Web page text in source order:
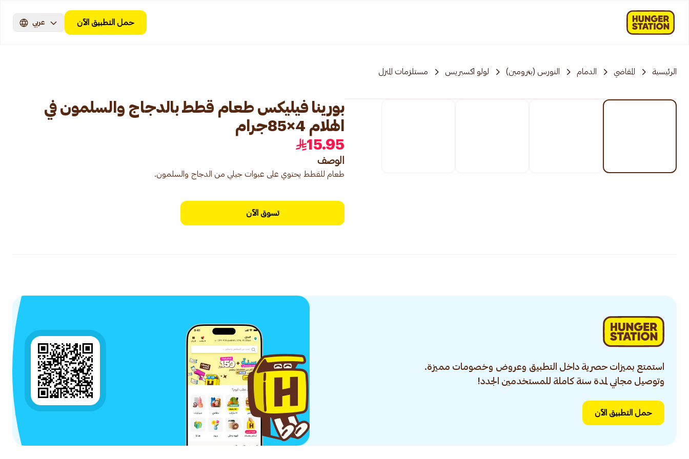
حمل التطبيق الآن عربي
الرئيسية المقاضي الدمام النورس (بترومين) لولو اكسبريس مستلزمات المنزل
بورينا فيليكس طعام قطط بالدجاج والسلمون في
الهلام 4×85جرام
15.95
الوصف
طعام للقطط يحتوي على عبوات جيلي من الدجاج والسلمون.
تسوق الآن
استمتع بميزات حصرية داخل التطبيق وعروض وخصومات مميزة.
وتوصيل مجاني لمدة سنة كاملة للمستخدمين الجدد!
حمل التطبيق الآن